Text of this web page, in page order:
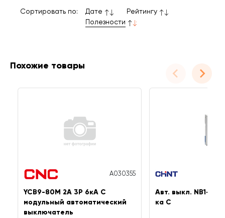
Сортировать по: Дате
Рейтингу
Полезности
Похожие товары
A030355
YCB9-80M 2А 3P 6кА C
модульный автоматический
выключатель
Авт. выкл. NB1-63
ка C